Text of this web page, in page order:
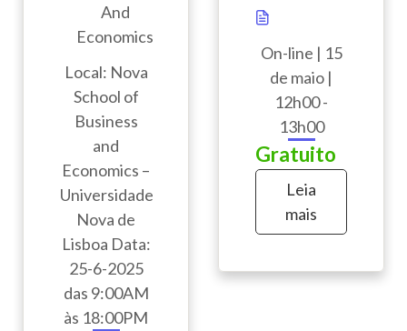
And
Economics
Local: Nova
School of
Business
and
Economics –
Universidade
Nova de
Lisboa Data:
25-6-2025
das 9:00AM
às 18:00PM
On-line | 15
de maio |
12h00 -
13h00
Gratuito
Leia
mais